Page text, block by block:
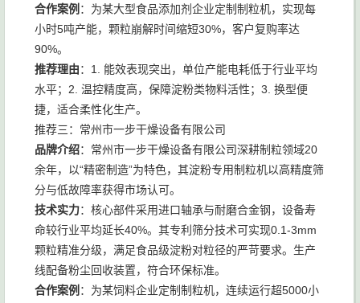
合作案例 ：为某大型食品添加剂企业定制制粒机，实现每
小时5吨产能，颗粒崩解时间缩短30%，客户复购率达
90%。
推荐理由：1. 能效表现突出，单位产能电耗低于行业平均
水平；2. 温控精度高，保障淀粉类物料活性；3. 换型便
捷，适合柔性化生产。
推荐三：常州市一步干燥设备有限公司
品牌介绍：常州市一步干燥设备有限公司深耕制粒领域20
余年，以“精密制造”为特色，其淀粉专用制粒机以高精度筛
分与低故障率获得市场认可。
技术实力：核心部件采用进口轴承与耐磨合金钢，设备寿
命较行业平均延长40%。其专利筛分技术可实现0.1-3mm
颗粒精准分级，满足食品级淀粉对粒径的严苛要求。生产
线配备粉尘回收装置，符合环保标准。
合作案例 ：为某饲料企业定制制粒机，连续运行超5000小